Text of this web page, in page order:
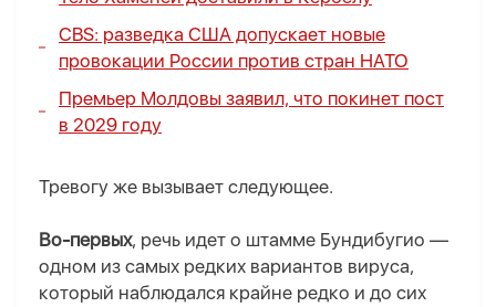
CBS: разведка США допускает новые
провокации России против стран НАТО
Премьер Молдовы заявил, что покинет пост
в 2029 году
Тревогу же вызывает следующее.
Во-первых, речь идет о штамме Бундибугио —
одном из самых редких вариантов вируса,
который наблюдался крайне редко и до сих